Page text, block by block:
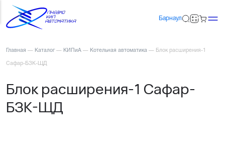
Барнаул
Главная — Каталог — КИПиА — Котельная автоматика — Блок расширения-1
Сафар-БЗК-ЩД
Блок расширения-1 Сафар-
БЗК-ЩД